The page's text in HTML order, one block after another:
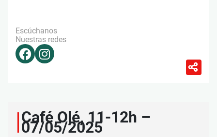
Escúchanos
Nuestras redes
Café Olé, 11-12h –
07/05/2025